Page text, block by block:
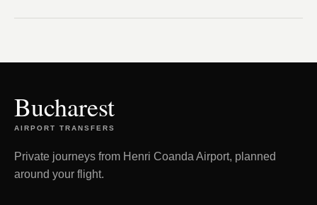
Bucharest
AIRPORT TRANSFERS
Private journeys from Henri Coanda Airport, planned
around your flight.